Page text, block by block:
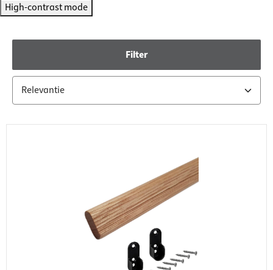
High-contrast mode
Filter